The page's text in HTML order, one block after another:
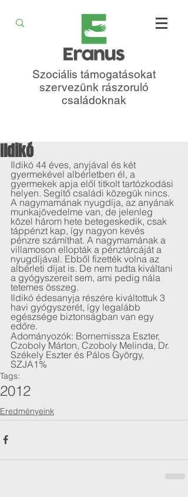
Szociális támogatásokat
szervezünk rászoruló
családoknak
Ildikó
Ildikó 44 éves, anyjával és két
gyermekével albérletben él, a
gyermekek apja elől titkolt tartózkodási
helyen. Segítő családi közegük nincs.
A nagymamának nyugdíja, az anyának
munkajövedelme van, de jelenleg
közel három hete betegeskedik, csak
táppénzt kap, így nagyon kevés
pénzre számíthat. A nagymamának a
villamoson ellopták a pénztárcáját a
nyugdíjával. Ebből fizették volna az
albérleti díjat is. De nem tudta kiváltani
a gyógyszereit sem, ami pedig nála
tetemes összeg.
Ildikó édesanyja részére kiváltottuk 3
havi gyógyszerét, így legalább
egészsége biztonságban van egy
edőre.
Adományozók: Bornemissza Eszter,
Czoboly Márton, Czoboly Melinda, Dr.
Székely Eszter és Pálos György,
SZJA1%
Tags:
2012
Eredményeink